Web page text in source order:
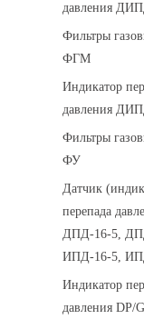
давления
Фильтры
ФГМ
Индикатор
давления
Фильтры
ФУ
Датчик
перепада
ДПД-16-5,
ИПД-16-5,
Индикатор
давления DP/G